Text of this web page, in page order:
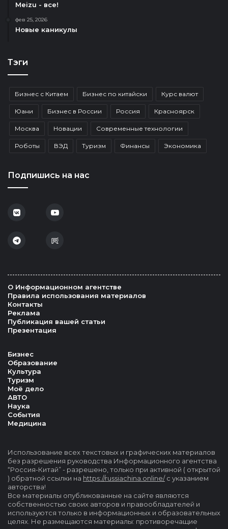
Meizu - все!
фев 25, 2026
Новые каникулы
Тэги
Бизнес с Китаем Бизнес по китайски Курс валют
Юани Бизнес в России Россия Красноярск
Москва Новации Современные технологии
Роботы ВЭД Туризм Финансы Экономика
Подпишись на нас
О Информационном агентстве
Правила использования материалов
Контакты
Реклама
Публикация вашей статьи
Презентация
Бизнес
Образование
Культура
Туризм
Моё дело
АВТО
Наука
События
Медицина
Использование всех текстовых и графических материалов
без разрешения руководства Информационного агентства
“Россия-Китай” - разрешено, только при активной ( открытой
) обратной ссылки на https://russiachina.online/с указанием
авторства!
Все материалы опубликованные на сайте являются
собственностью своих авторов и правообладателей и
используются только в информационных и образовательных
целях. Не размещаются материалы: противоречащие